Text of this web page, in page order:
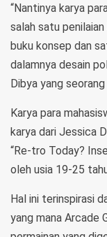
“Nantinya karya
salah satu penilaian
buku konsep dan
dalamnya desain
Dibya yang
Karya para
karya dari Jessica
“Re-tro Today?
oleh usia 19-25
Hal ini terinspirasi
yang mana Arcade